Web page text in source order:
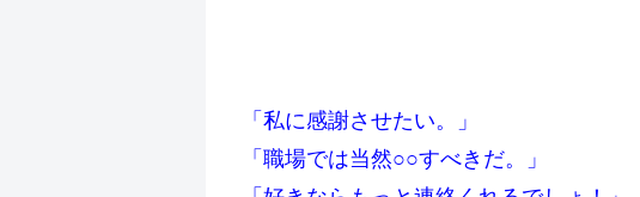
「私に感謝させたい。」
「職場では当然○○すべきだ。」